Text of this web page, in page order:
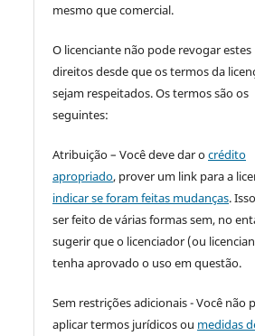
mesmo que comercial.
O licenciante não pode revogar estes
direitos desde que os termos da
sejam respeitados. Os termos são os
seguintes:
Atribuição – Você deve dar ocrédito
apropriado, prover um link para a
indicar se foram feitas mudanças.
ser feito de várias formas sem, no
sugerir que o licenciador (ou
tenha aprovado o uso em questão.
Sem restrições adicionais - Você não
aplicar termos jurídicos ou medidas